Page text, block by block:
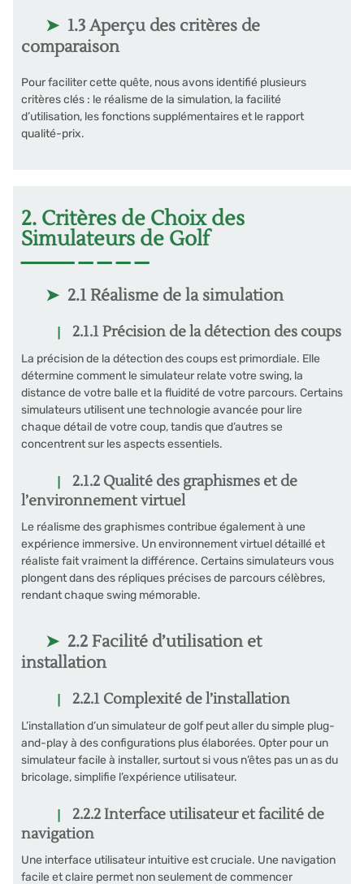
1.3 Aperçu des critères de
comparaison
Pour faciliter cette quête, nous avons identifié plusieurs
critères clés : le réalisme de la simulation, la facilité
d’utilisation, les fonctions supplémentaires et le rapport
qualité-prix.
2. Critères de Choix des
Simulateurs de Golf
2.1 Réalisme de la simulation
2.1.1 Précision de la détection des coups
La précision de la détection des coups est primordiale. Elle
détermine comment le simulateur relate votre swing, la
distance de votre balle et la fluidité de votre parcours. Certains
simulateurs utilisent une technologie avancée pour lire
chaque détail de votre coup, tandis que d’autres se
concentrent sur les aspects essentiels.
2.1.2 Qualité des graphismes et de
l’environnement virtuel
Le réalisme des graphismes contribue également à une
expérience immersive. Un environnement virtuel détaillé et
réaliste fait vraiment la différence. Certains simulateurs vous
plongent dans des répliques précises de parcours célèbres,
rendant chaque swing mémorable.
2.2 Facilité d’utilisation et
installation
2.2.1 Complexité de l’installation
L’installation d’un simulateur de golf peut aller du simple plug-
and-play à des configurations plus élaborées. Opter pour un
simulateur facile à installer, surtout si vous n’êtes pas un as du
bricolage, simplifie l’expérience utilisateur.
2.2.2 Interface utilisateur et facilité de
navigation
Une interface utilisateur intuitive est cruciale. Une navigation
facile et claire permet non seulement de commencer